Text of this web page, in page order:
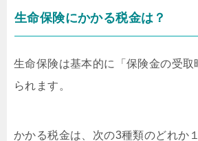
生命保険にかかる税金は？
生命保険は基本的に「保険金の受取
られます。
かかる税金は、次の3種類のどれか